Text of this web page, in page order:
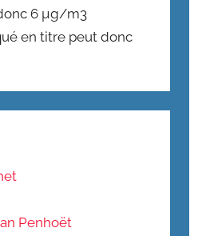
6 µg/m3
en titre peut donc
Penhoët